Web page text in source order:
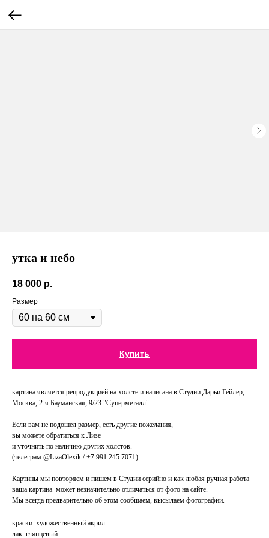
утка и небо
18 000 р.
Размер
Купить
картина является репродукцией на холсте и написана в Студии Дарьи Гейлер,
Москва, 2-я Бауманская, 9/23 "Суперметалл"
Если вам не подошел размер, есть другие пожелания,
вы можете обратиться к Лизе
и уточнить по наличию других холстов.
(телеграм @LizaOlexik / +7 991 245 7071)
Картины мы повторяем и пишем в Студии серийно и как любая ручная работа
ваша картина может незначительно отличаться от фото на сайте.
Мы всегда предварительно об этом сообщаем, высылаем фотографии.
краски: художественный акрил
лак: глянцевый